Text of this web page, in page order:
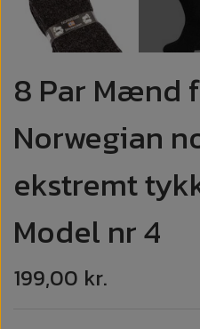
8 Par Mænd
Norwegian
ekstremt
Model nr 4
199,00 kr.